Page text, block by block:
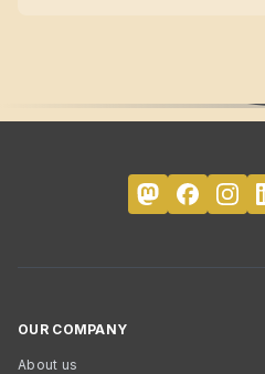
OUR COMPANY
About us